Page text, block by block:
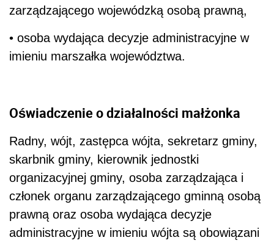
zarządzającego wojewódzką osobą prawną,
• osoba wydająca decyzje administracyjne w
imieniu marszałka województwa.
Oświadczenie o działalności małżonka
Radny, wójt, zastępca wójta, sekretarz gminy,
skarbnik gminy, kierownik jednostki
organizacyjnej gminy, osoba zarządzająca i
członek organu zarządzającego gminną osobą
prawną oraz osoba wydająca decyzje
administracyjne w imieniu wójta są obowiązani